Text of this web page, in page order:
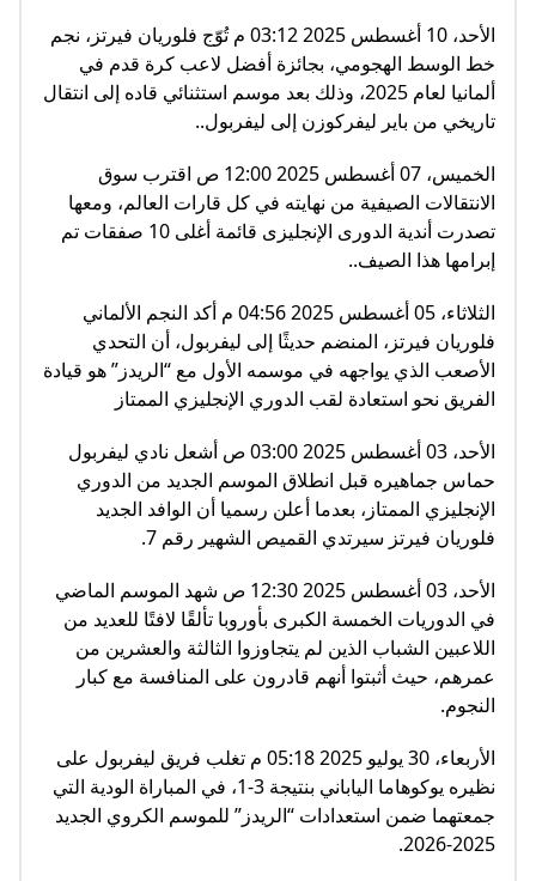
الأحد، 10 أغسطس 2025 03:12 م تُوّج فلوريان فيرتز، نجم
خط الوسط الهجومي، بجائزة أفضل لاعب كرة قدم في
ألمانيا لعام 2025، وذلك بعد موسم استثنائي قاده إلى انتقال
تاريخي من باير ليفركوزن إلى ليفربول..
الخميس، 07 أغسطس 2025 12:00 ص اقترب سوق
الانتقالات الصيفية من نهايته في كل قارات العالم، ومعها
تصدرت أندية الدورى الإنجليزى قائمة أغلى 10 صفقات تم
إبرامها هذا الصيف..
الثلاثاء، 05 أغسطس 2025 04:56 م أكد النجم الألماني
فلوريان فيرتز، المنضم حديثًا إلى ليفربول، أن التحدي
الأصعب الذي يواجهه في موسمه الأول مع “الريدز” هو قيادة
الفريق نحو استعادة لقب الدوري الإنجليزي الممتاز
الأحد، 03 أغسطس 2025 03:00 ص أشعل نادي ليفربول
حماس جماهيره قبل انطلاق الموسم الجديد من الدوري
الإنجليزي الممتاز، بعدما أعلن رسميا أن الوافد الجديد
فلوريان فيرتز سيرتدي القميص الشهير رقم 7.
الأحد، 03 أغسطس 2025 12:30 ص شهد الموسم الماضي
في الدوريات الخمسة الكبرى بأوروبا تألقًا لافتًا للعديد من
اللاعبين الشباب الذين لم يتجاوزوا الثالثة والعشرين من
عمرهم، حيث أثبتوا أنهم قادرون على المنافسة مع كبار
النجوم.
الأربعاء، 30 يوليو 2025 05:18 م تغلب فريق ليفربول على
نظيره يوكوهاما الياباني بنتيجة 3-1، في المباراة الودية التي
جمعتهما ضمن استعدادات “الريدز” للموسم الكروي الجديد
2025-2026.